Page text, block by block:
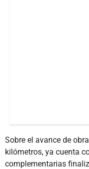
Sobre el avance de
kilómetros, ya cuenta
complementarias